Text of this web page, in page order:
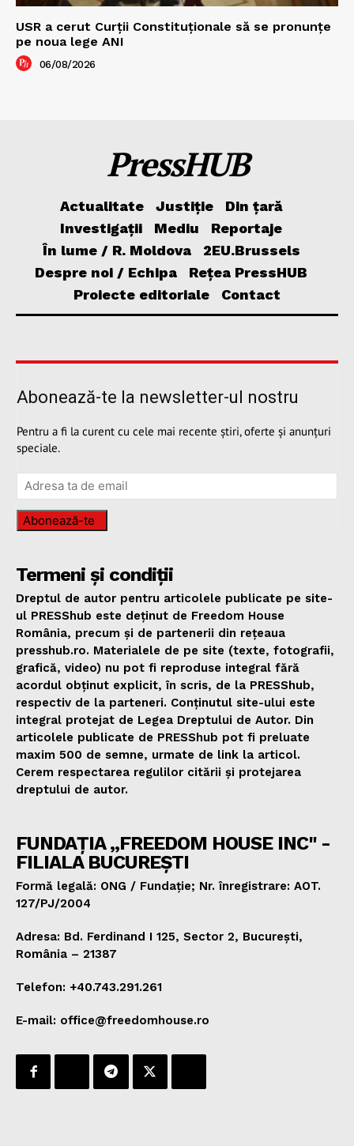
USR a cerut Curții Constituționale să se pronunțe
pe noua lege ANI
06/08/2026
PressHUB
Actualitate Justiție
Din țară
Investigații
Mediu
Reportaje
În lume / R. Moldova
2EU.Brussels
Despre noi / Echipa
Rețea PressHUB
Proiecte editoriale
Contact
Abonează-te la newsletter-ul nostru
Pentru a fi la curent cu cele mai recente știri, oferte și anunțuri
speciale.
Abonează-te
Termeni și condiții
Dreptul de autor pentru articolele publicate pe site-
ul PRESShub este deținut de Freedom House
România, precum și de partenerii din rețeaua
presshub.ro. Materialele de pe site (texte, fotografii,
grafică, video) nu pot fi reproduse integral fără
acordul obținut explicit, în scris, de la PRESShub,
respectiv de la parteneri. Conținutul site-ului este
integral protejat de Legea Dreptului de Autor. Din
articolele publicate de PRESShub pot fi preluate
maxim 500 de semne, urmate de link la articol.
Cerem respectarea regulilor citării și protejarea
dreptului de autor.
FUNDAȚIA „FREEDOM HOUSE INC" -
FILIALA BUCUREȘTI
Formă legală: ONG / Fundație; Nr. înregistrare: AOT.
127/PJ/2004
Adresa: Bd. Ferdinand I 125, Sector 2, București,
România – 21387
Telefon: +40.743.291.261
E-mail: office@freedomhouse.ro